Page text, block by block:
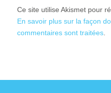
Ce site utilise Akismet pour
En savoir plus sur la façon
commentaires sont traitées.